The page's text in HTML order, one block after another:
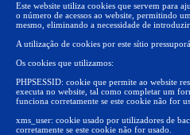
Este website utiliza cookies que servem para
o número de acessos ao website, permitindo
mesmo, eliminando a necessidade de
A utilização de cookies por este sítio
Os cookies que utilizamos:
PHPSESSID: cookie que permite ao website
executa no website, tal como completar um
funciona corretamente se este cookie não for
xms_user: cookie usado por utilizadores de
corretamente se este cookie não for usado.